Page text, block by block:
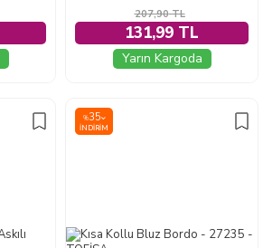
207,90TL
131,99 TL
Yarın Kargoda
%35
İNDIRIM